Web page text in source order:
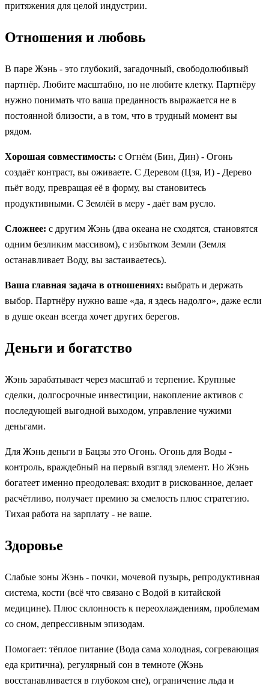
притяжения для целой индустрии.
Отношения и любовь
В паре Жэнь - это глубокий, загадочный, свободолюбивый
партнёр. Любите масштабно, но не любите клетку. Партнёру
нужно понимать что ваша преданность выражается не в
постоянной близости, а в том, что в трудный момент вы
рядом.
Хорошая совместимость: с Огнём (Бин, Дин) - Огонь
создаёт контраст, вы оживаете. С Деревом (Цзя, И) - Дерево
пьёт воду, превращая её в форму, вы становитесь
продуктивными. С Землёй в меру - даёт вам русло.
Сложнее: с другим Жэнь (два океана не сходятся, становятся
одним безликим массивом), с избытком Земли (Земля
останавливает Воду, вы застаиваетесь).
Ваша главная задача в отношениях: выбрать и держать
выбор. Партнёру нужно ваше «да, я здесь надолго», даже если
в душе океан всегда хочет других берегов.
Деньги и богатство
Жэнь зарабатывает через масштаб и терпение. Крупные
сделки, долгосрочные инвестиции, накопление активов с
последующей выгодной выходом, управление чужими
деньгами.
Для Жэнь деньги в Бацзы это Огонь. Огонь для Воды -
контроль, враждебный на первый взгляд элемент. Но Жэнь
богатеет именно преодолевая: входит в рискованное, делает
расчётливо, получает премию за смелость плюс стратегию.
Тихая работа на зарплату - не ваше.
Здоровье
Слабые зоны Жэнь - почки, мочевой пузырь, репродуктивная
система, кости (всё что связано с Водой в китайской
медицине). Плюс склонность к переохлаждениям, проблемам
со сном, депрессивным эпизодам.
Помогает: тёплое питание (Вода сама холодная, согревающая
еда критична), регулярный сон в темноте (Жэнь
восстанавливается в глубоком сне), ограничение льда и